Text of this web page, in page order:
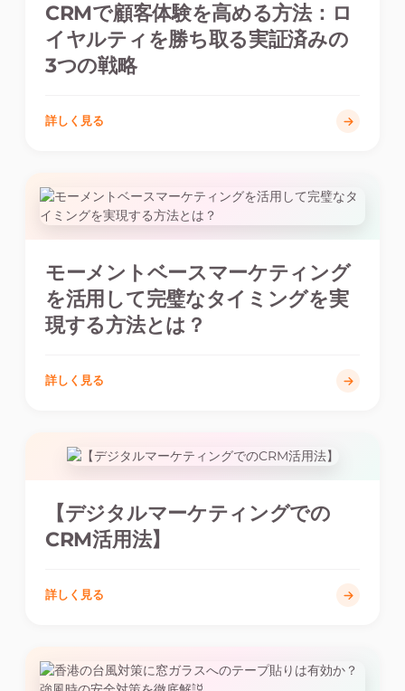
CRMで顧客体験を高める方法：ロ
イヤルティを勝ち取る実証済みの
3つの戦略
詳しく見る
モーメントベースマーケティング
を活用して完璧なタイミングを実
現する方法とは？
詳しく見る
【デジタルマーケティングでの
CRM活用法】
詳しく見る